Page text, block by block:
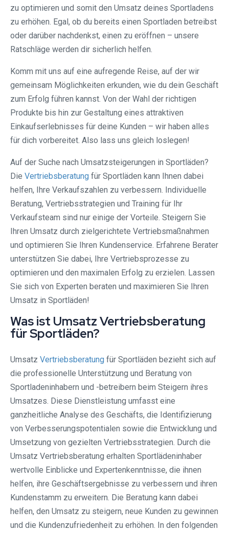
zu optimieren und somit den Umsatz deines Sportladens
zu erhöhen. Egal, ob du bereits einen Sportladen betreibst
oder darüber nachdenkst, einen zu eröffnen – unsere
Ratschläge werden dir sicherlich helfen.
Komm mit uns auf eine aufregende Reise, auf der wir
gemeinsam Möglichkeiten erkunden, wie du dein Geschäft
zum Erfolg führen kannst. Von der Wahl der richtigen
Produkte bis hin zur Gestaltung eines attraktiven
Einkaufserlebnisses für deine Kunden – wir haben alles
für dich vorbereitet. Also lass uns gleich loslegen!
Auf der Suche nach Umsatzsteigerungen in Sportläden?
Die Vertriebsberatung für Sportläden kann Ihnen dabei
helfen, Ihre Verkaufszahlen zu verbessern. Individuelle
Beratung, Vertriebsstrategien und Training für Ihr
Verkaufsteam sind nur einige der Vorteile. Steigern Sie
Ihren Umsatz durch zielgerichtete Vertriebsmaßnahmen
und optimieren Sie Ihren Kundenservice. Erfahrene Berater
unterstützen Sie dabei, Ihre Vertriebsprozesse zu
optimieren und den maximalen Erfolg zu erzielen. Lassen
Sie sich von Experten beraten und maximieren Sie Ihren
Umsatz in Sportläden!
Was ist Umsatz Vertriebsberatung
für Sportläden?
Umsatz Vertriebsberatung für Sportläden bezieht sich auf
die professionelle Unterstützung und Beratung von
Sportladeninhabern und -betreibern beim Steigern ihres
Umsatzes. Diese Dienstleistung umfasst eine
ganzheitliche Analyse des Geschäfts, die Identifizierung
von Verbesserungspotentialen sowie die Entwicklung und
Umsetzung von gezielten Vertriebsstrategien. Durch die
Umsatz Vertriebsberatung erhalten Sportlädeninhaber
wertvolle Einblicke und Expertenkenntnisse, die ihnen
helfen, ihre Geschäftsergebnisse zu verbessern und ihren
Kundenstamm zu erweitern. Die Beratung kann dabei
helfen, den Umsatz zu steigern, neue Kunden zu gewinnen
und die Kundenzufriedenheit zu erhöhen. In den folgenden